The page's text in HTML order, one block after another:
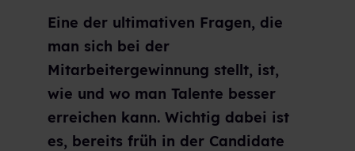
Eine der ultimativen Fragen, die
man sich bei der
Mitarbeitergewinnung stellt, ist,
wie und wo man Talente besser
erreichen kann. Wichtig dabei ist
es, bereits früh in der Candidate